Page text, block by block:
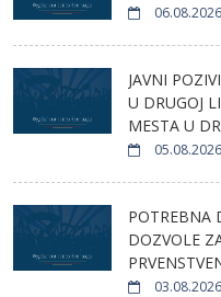
06.08.2026
JAVNI
U DRUGOJ
MESTA U
05.08.2026
POTREBNA
DOZVOLE
03.08.2026